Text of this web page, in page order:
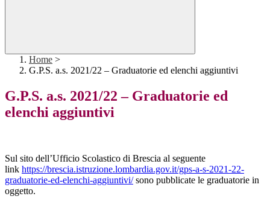
Home >
G.P.S. a.s. 2021/22 – Graduatorie ed elenchi aggiuntivi
G.P.S. a.s. 2021/22 – Graduatorie ed
elenchi aggiuntivi
Sul sito dell’Ufficio Scolastico di Brescia al seguente
link https://brescia.istruzione.lombardia.gov.it/gps-a-s-2021-22-
graduatorie-ed-elenchi-aggiuntivi/sono pubblicate le graduatorie in
oggetto.